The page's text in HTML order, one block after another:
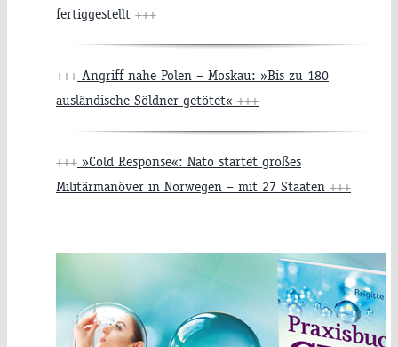
fertiggestellt +++
+++ Angriff nahe Polen – Moskau: »Bis zu 180
ausländische Söldner getötet« +++
+++ »Cold Response«: Nato startet großes
Militärmanöver in Norwegen – mit 27 Staaten +++